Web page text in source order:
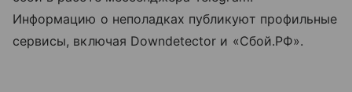
Информацию о неполадках публикуют профильные
сервисы, включая Downdetector и «Сбой.РФ».